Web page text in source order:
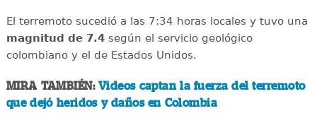
El terremoto sucedió a las 7:34 horas locales y tuvo una
magnitud de 7.4según el servicio geológico
colombiano y el de Estados Unidos.
MIRA TAMBIÉN:Videos captan la fuerza del terremoto
que dejó heridos y daños en Colombia